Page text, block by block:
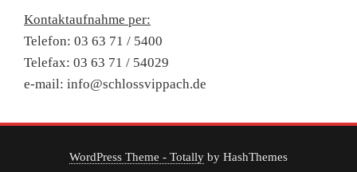
Kontaktaufnahme per:
Telefon: 03 63 71 / 5400
Telefax: 03 63 71 / 54029
e-mail: info@schlossvippach.de
WordPress Theme - Totally by HashThemes